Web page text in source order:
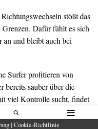
SUCHE
stößt das
Dafür fühlt es sich
an und bleibt auch bei
Surfer profitieren von
bereits sauber über die
viel Kontrolle sucht, findet
Begleiter. Sehr erfahrene
Nummer kleiner wählen,
| Cookie-Richtlinie